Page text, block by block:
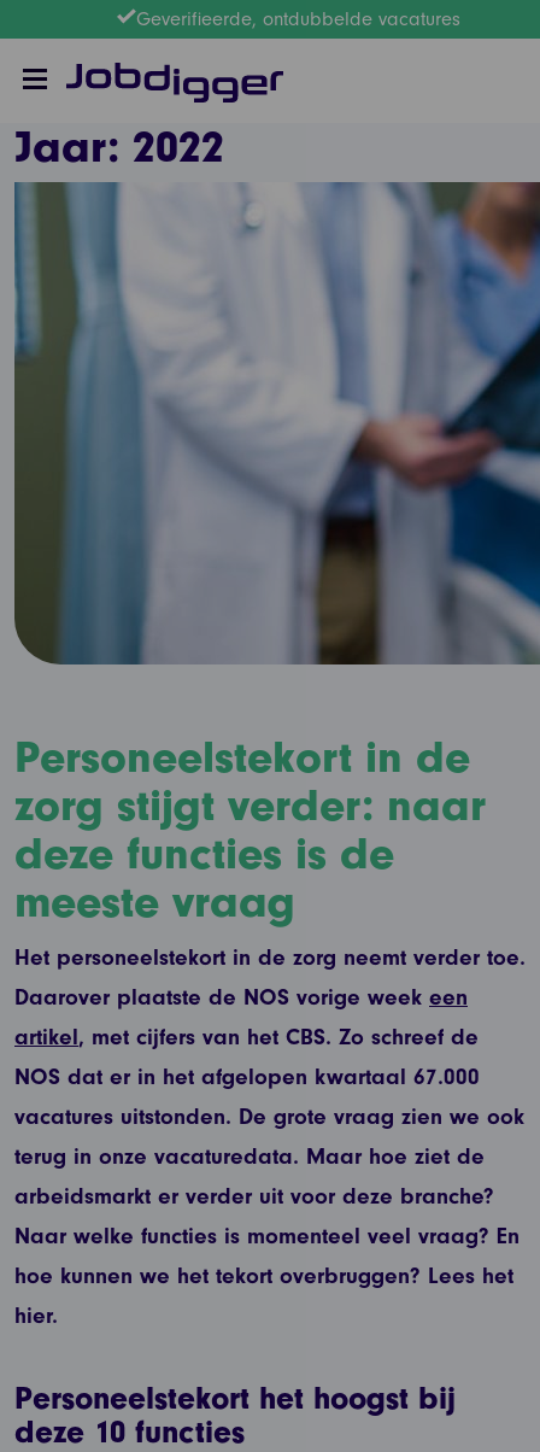
Geverifieerde, ontdubbelde vacatures
Jaar: 2022
Personeelstekort in de
zorg stijgt verder: naar
deze functies is de
meeste vraag
Het personeelstekort in de zorg neemt verder toe.
Daarover plaatste de NOS vorige week een
artikel, met cijfers van het CBS. Zo schreef de
NOS dat er in het afgelopen kwartaal 67.000
vacatures uitstonden. De grote vraag zien we ook
terug in onze vacaturedata. Maar hoe ziet de
arbeidsmarkt er verder uit voor deze branche?
Naar welke functies is momenteel veel vraag? En
hoe kunnen we het tekort overbruggen? Lees het
hier.
Personeelstekort het hoogst bij
deze 10 functies